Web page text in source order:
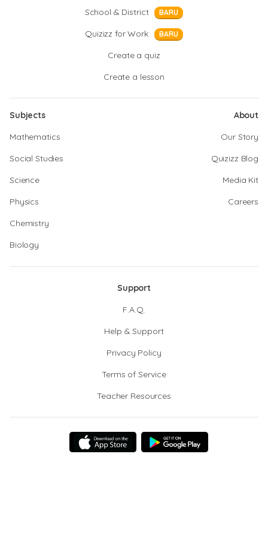
School & District
BARU
Quizizz for Work BARU
Create a quiz
Create a lesson
Subjects
Mathematics
Social Studies
Science
Physics
Chemistry
Biology
About
Our Story
Quizizz Blog
Media Kit
Careers
Support
F.A.Q.
Help & Support
Privacy Policy
Terms of Service
Teacher Resources